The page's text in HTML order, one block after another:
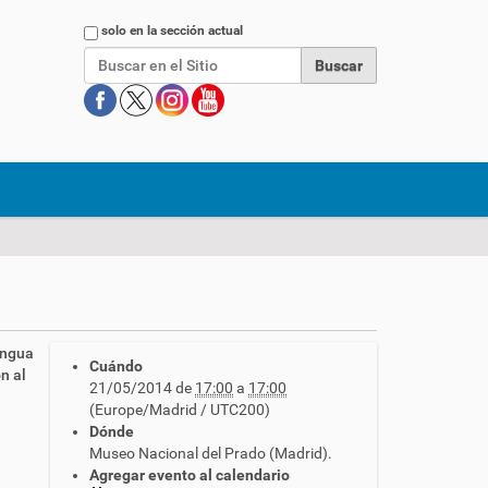
Buscarsolo en la sección actual
Cuándo
21/05/2014de 17:00 a 17:00
(Europe/Madrid / UTC200)
Dónde
Museo Nacional del Prado (Madrid).
Agregar evento al calendario
al